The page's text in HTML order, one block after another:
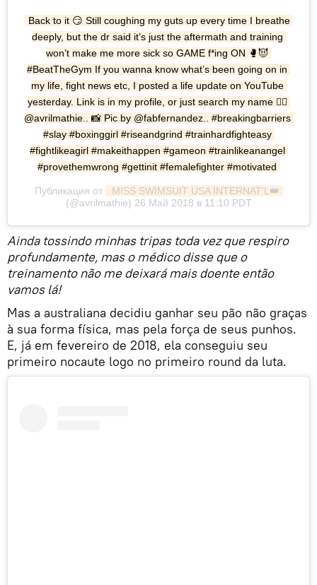
Back to it 😏 Still coughing my guts up every time I breathe
deeply, but the dr said it’s just the aftermath and training
won’t make me more sick so GAME f*ing ON 🥊😈
#BeatTheGym If you wanna know what’s been going on in
my life, fight news etc, I posted a life update on YouTube
yesterday. Link is in my profile, or just search my name 👉🏽
@avrilmathie.. 📸 Pic by @fabfernandez.. #breakingbarriers
#slay #boxinggirl #riseandgrind #trainhardfighteasy
#fightlikeagirl #makeithappen #gameon #trainlikeanangel
#provethemwrong #gettinit #femalefighter #motivated
Публикация от
MISS SWIMSUIT USA INTERNAT'L👑
(@avrilmathie) 26 Май 2018 в 11:10 PDT
Ainda tossindo minhas tripas toda vez que respiro
profundamente, mas o médico disse que o
treinamento não me deixará mais doente então
vamos lá!
Mas a australiana decidiu ganhar seu pão não graças
à sua forma física, mas pela força de seus punhos.
E, já em fevereiro de 2018, ela conseguiu seu
primeiro nocaute logo no primeiro round da luta.